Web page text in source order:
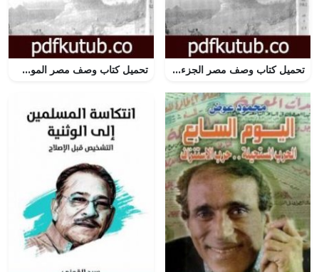
تحميل كتاب وصف مصر الجزء الأول والثاني والرابع – المصريون المحدثون PDF تأليف بيير فرانسوا بوشار مجانا [كامل] تحميل كتاب وصف مصر الموسيقى والغناء عند المصريين المحدثين PDF تأليف علماء الحملة الفرنسية على مصر مجانا [كامل]